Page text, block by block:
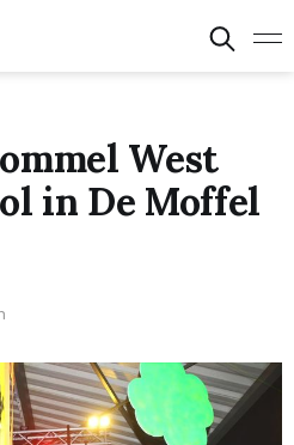
West
in De Moffel